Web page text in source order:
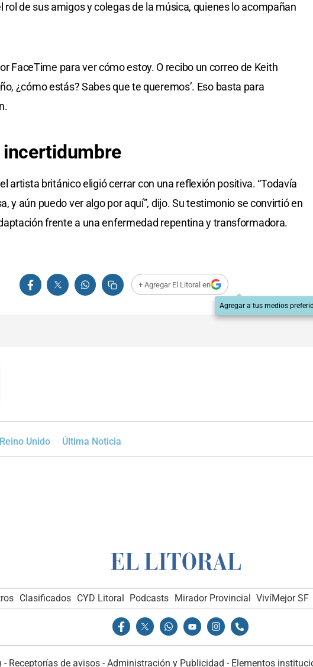
de sus amigos y colegas de la música, quienes lo acompañan
FaceTime para ver cómo estoy. O recibo un correo de Keith
¿cómo estás? Sabes que te queremos’. Eso basta para
artista británico eligió cerrar con una reflexión positiva. “Todavía
y aún puedo ver algo por aquí”, dijo. Su testimonio se convirtió en
frente a una enfermedad repentina y transformadora.
+ Agregar El Litoral en
Agregar a tus medios
Reino Unido Última Noticia
Clasificados CYD Litoral Podcasts Mirador Provincial VivíMejor SF
- Receptorías de avisos- Administración y Publicidad - Elementos